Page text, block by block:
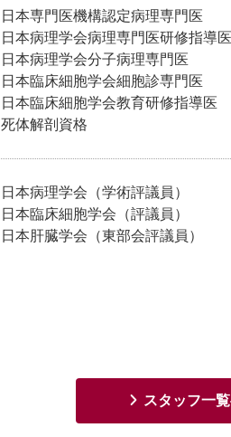
日本専門医機構認定病理専門医
日本病理学会病理専門医研修指導医
日本病理学会分子病理専門医
日本臨床細胞学会細胞診専門医
日本臨床細胞学会教育研修指導医
死体解剖資格
日本病理学会（学術評議員）
日本臨床細胞学会（評議員）
日本肝臓学会（東部会評議員）
スタッフ一